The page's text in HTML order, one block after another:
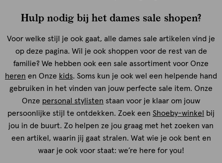
Hulp nodig bij het dames sale shopen?
Voor welke stijl je ook gaat, alle dames sale artikelen vind je
op deze pagina. Wil je ook shoppen voor de rest van de
familie? We hebben ook een sale assortiment voor Onze
heren en Onze kids. Soms kun je ook wel een helpende hand
gebruiken in het vinden van jouw perfecte sale item. Onze
Onze personal stylisten staan voor je klaar om jouw
persoonlijke stijl te ontdekken. Zoek een Shoeby-winkel
bij
jou in de buurt. Zo helpen ze jou graag met het zoeken van
een artikel, waarin jij gaat stralen. Wat wie je ook bent en
waar je ook voor staat: we’re here for you!